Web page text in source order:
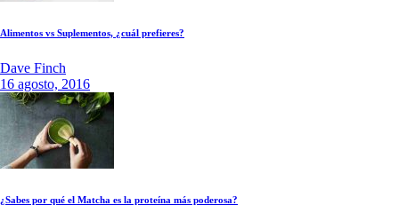
Alimentos vs Suplementos, ¿cuál prefieres?
Dave Finch
16 agosto, 2016
¿Sabes por qué el Matcha es la proteína más poderosa?